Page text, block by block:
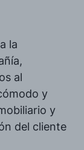
la
al
y
y
del cliente